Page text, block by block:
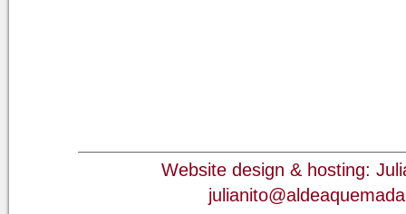
Website design & hosting: